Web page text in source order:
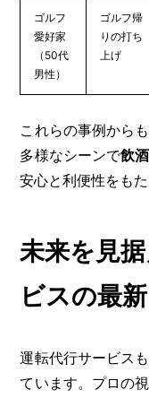
ゴルフ
愛好家
（50代
男性）
ゴルフ帰
りの打ち
上げ
これらの事例から
多様なシーンで飲
安心と利便性をもた
未来を見
ビスの最
運転代行サービス
ています。プロの